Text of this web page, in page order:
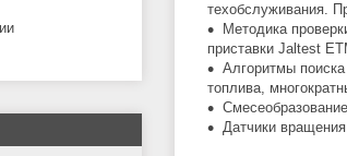
техобслуживания.
Методика
приставки Jaltest
Алгоритмы
топлива,
Датчики